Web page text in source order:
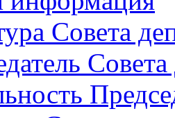
Совета
Совета